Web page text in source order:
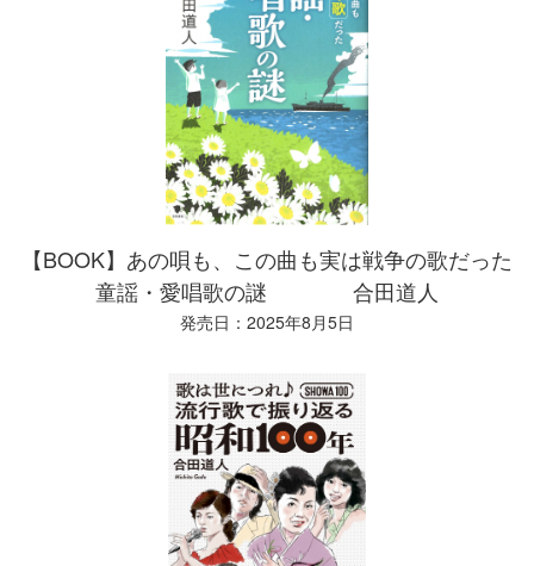
【BOOK】あの唄も、この曲も実は戦争の歌だった
童謡・愛唱歌の謎 合田道人
発売日：2025年8月5日